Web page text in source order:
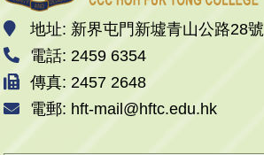
地址: 新界屯門新墟青山公路28號
電話: 2459 6354
傳真: 2457 2648
電郵: hft-mail@hftc.edu.hk